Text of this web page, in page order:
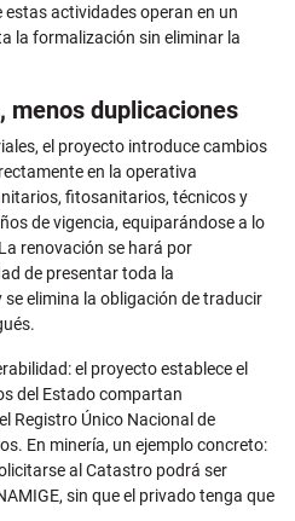
actividades operan en un
la formalización sin eliminar la
menos duplicaciones
el proyecto introduce cambios
en la operativa
fitosanitarios, técnicos y
de vigencia, equiparándose a lo
renovación se hará por
de presentar toda la
elimina la obligación de traducir
el proyecto establece el
del Estado compartan
Registro Único Nacional de
En minería, un ejemplo concreto:
al Catastro podrá ser
sin que el privado tenga que